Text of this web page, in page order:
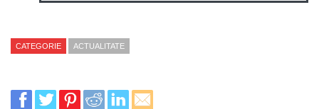
CATEGORIE ACTUALITATE